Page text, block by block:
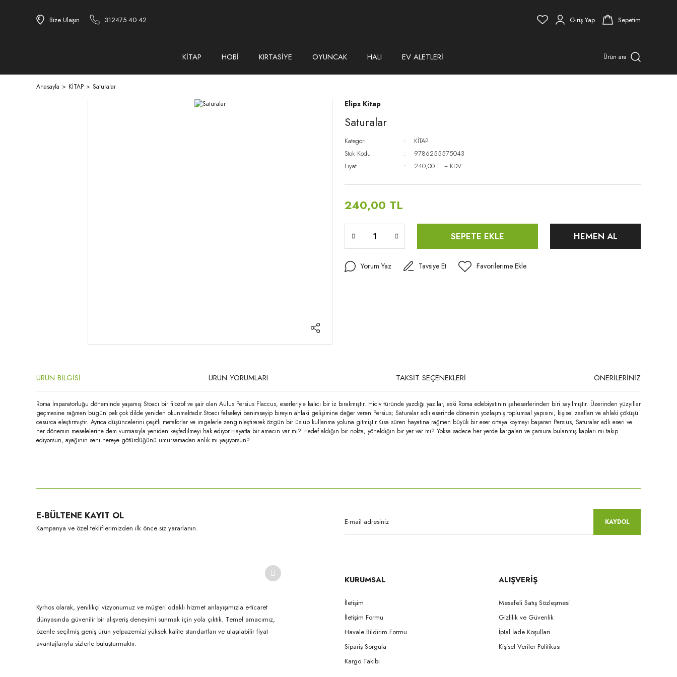
Bize Ulaşın 312475 40 42 Giriş Yap Sepetim
KİTAP HOBİ KIRTASİYE OYUNCAK HALI EV ALETLERİ Ürün ara
Anasayfa KİTAP Saturalar
Elips Kitap
Saturalar
Kategori
KİTAP
Stok Kodu
9786255575043
Fiyat
240,00 TL + KDV
240,00 TL
SEPETE EKLE HEMEN AL
Yorum Yaz Tavsiye Et
ÜRÜN BİLGİSİ ÜRÜN YORUMLARI TAKSİT SEÇENEKLERİ ÖNERİLERİNİZ
Roma İmparatorluğu döneminde yaşamış Stoacı bir filozof ve şair olan Aulus Persius Flaccus, eserleriyle kalıcı bir iz bırakmıştır. Hiciv türünde yazdığı yazılar, eski Roma edebiyatının şaheserlerinden biri sayılmıştır. Üzerinden yüzyıllar
geçmesine rağmen bugün pek çok dilde yeniden okunmaktadır.Stoacı felsefeyi benimseyip bireyin ahlaki gelişimine değer veren Persius; Saturalar adlı eserinde dönemin yozlaşmış toplumsal yapısını, kişisel zaafları ve ahlaki çöküşü
cesurca eleştirmiştir. Ayrıca düşüncelerini çeşitli metaforlar ve imgelerle zenginleştirerek özgün bir üslup kullanma yoluna gitmiştir.Kısa süren hayatına rağmen büyük bir eser ortaya koymayı başaran Persius, Saturalar adlı eseri ve
her dönemin meselelerine dem vurmasıyla yeniden keşfedilmeyi hak ediyor.Hayatta bir amacın var mı? Hedef aldığın bir nokta, yöneldiğin bir yer var mı? Yoksa sadece her yerde kargaları ve çamura bulanmış kapları mı takip
ediyorsun, ayağının seni nereye götürdüğünü umursamadan anlık mı yaşıyorsun?
Ürün açıklamasında eksik bilgiler bulunuyor.
Ürün bilgilerinde hatalar bulunuyor.
E-BÜLTENE KAYIT OL
Kampanya ve özel tekliflerimizden ilk önce siz yararlanın.
KAYDOL
Kyrhos olarak, yenilikçi vizyonumuz ve müşteri odaklı hizmet anlayışımızla e-ticaret
dünyasında güvenilir bir alışveriş deneyimi sunmak için yola çıktık. Temel amacımız,
özenle seçilmiş geniş ürün yelpazemizi yüksek kalite standartları ve ulaşılabilir fiyat
avantajlarıyla sizlerle buluşturmaktır.
KURUMSAL
İletişim
İletişim Formu
Havale Bildirim Formu
Sipariş Sorgula
Kargo Takibi
ALIŞVERİŞ
Mesafeli Satış Sözleşmesi
Gizlilik ve Güvenlik
İptal İade Koşullari
Kişisel Veriler Politikası